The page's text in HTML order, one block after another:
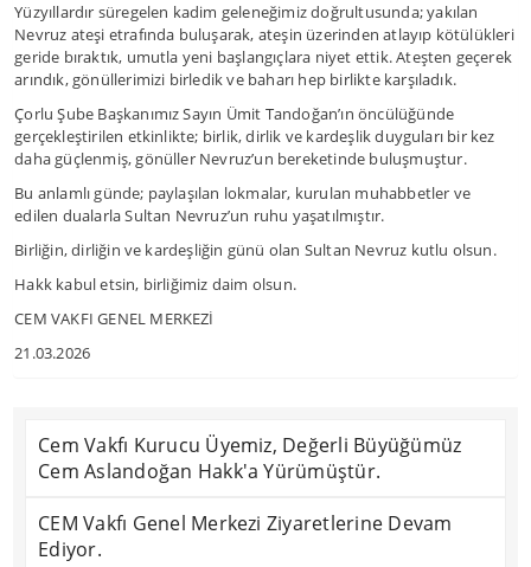
Yüzyıllardır süregelen kadim geleneğimiz doğrultusunda; yakılan
Nevruz ateşi etrafında buluşarak, ateşin üzerinden atlayıp kötülükleri
geride bıraktık, umutla yeni başlangıçlara niyet ettik. Ateşten geçerek
arındık, gönüllerimizi birledik ve baharı hep birlikte karşıladık.
Çorlu Şube Başkanımız Sayın Ümit Tandoğan’ın öncülüğünde
gerçekleştirilen etkinlikte; birlik, dirlik ve kardeşlik duyguları bir kez
daha güçlenmiş, gönüller Nevruz’un bereketinde buluşmuştur.
Bu anlamlı günde; paylaşılan lokmalar, kurulan muhabbetler ve
edilen dualarla Sultan Nevruz’un ruhu yaşatılmıştır.
Birliğin, dirliğin ve kardeşliğin günü olan Sultan Nevruz kutlu olsun.
Hakk kabul etsin, birliğimiz daim olsun.
CEM VAKFI GENEL MERKEZİ
21.03.2026
Cem Vakfı Kurucu Üyemiz, Değerli Büyüğümüz
Cem Aslandoğan Hakk'a Yürümüştür.
CEM Vakfı Genel Merkezi Ziyaretlerine Devam
Ediyor.